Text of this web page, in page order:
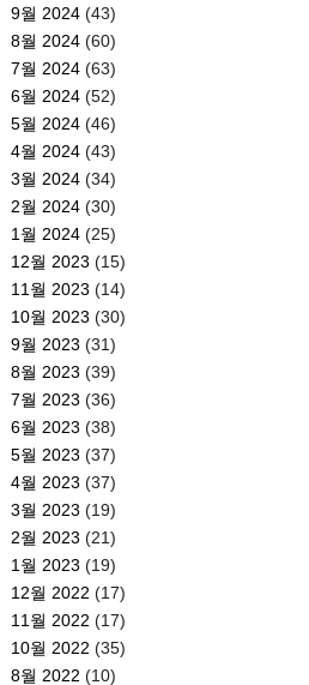
9월 2024(43)
8월 2024(60)
7월 2024(63)
6월 2024(52)
5월 2024(46)
4월 2024(43)
3월 2024(34)
2월 2024(30)
1월 2024(25)
12월 2023 (15)
11월 2023 (14)
10월 2023 (30)
9월 2023 (31)
8월 2023 (39)
7월 2023 (36)
6월 2023 (38)
5월 2023 (37)
4월 2023 (37)
3월 2023 (19)
2월 2023 (21)
1월 2023 (19)
12월 2022 (17)
11월 2022 (17)
10월 2022 (35)
8월 2022 (10)